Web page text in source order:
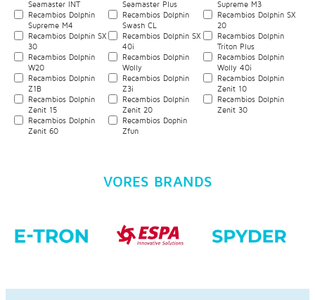
Seamaster INT Seamaster Plus
Supreme M3
Recambios Dolphin
Supreme M4
Recambios Dolphin
Swash CL
Recambios Dolphin SX
20
Recambios Dolphin SX
30
Recambios Dolphin SX
40i
Recambios Dolphin
Triton Plus
Recambios Dolphin
W20
Recambios Dolphin
Wolly
Recambios Dolphin
Wolly 40i
Recambios Dolphin
Z1B
Recambios Dolphin
Z3i
Recambios Dolphin
Zenit 10
Recambios Dolphin
Zenit 15
Recambios Dolphin
Zenit 20
Recambios Dolphin
Zenit 30
Recambios Dolphin
Zenit 60
Recambios Dophin
Zfun
VORES BRANDS